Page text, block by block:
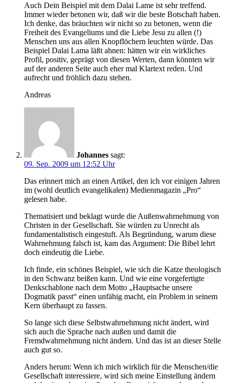
Auch Dein Beispiel mit dem Dalai Lame ist sehr treffend.
Immer wieder betonen wir, daß wir die beste Botschaft haben.
Ich denke, das bräuchten wir nicht so zu betonen, wenn die
Freiheit des Evangeliums und die Liebe Jesu zu allen (!)
Menschen uns aus allen Knopflöchern leuchten würde. Das
Beispiel Dalai Lama läßt ahnen: hätten wir ein wirkliches
Profil, positiv, geprägt von diesen Werten, dann könnten wir
auf der anderen Seite auch eher mal Klartext reden. Und
aufrecht und fröhlich dazu stehen.
Andreas
Johannes sagt:
09. Sep. 2009 um 12:52 Uhr
Das erinnert mich an einen Artikel, den ich vor einigen Jahren
im (wohl deutlich evangelikalen) Medienmagazin „Pro“
gelesen habe.
Thematisiert und beklagt wurde die Außenwahrnehmung von
Christen in der Gesellschaft. Sie würden zu Unrecht als
fundamentalistisch eingestuft. Als Begründung, warum diese
Wahrnehmung falsch ist, kam das Argument: Die Bibel lehrt
doch eindeutig die Liebe.
Ich finde, ein schönes Beispiel, wie sich die Katze theologisch
in den Schwanz beißen kann. Und wie eine vorgefertigte
Denkschablone nach dem Motto „Hauptsache unsere
Dogmatik passt“ einen unfähig macht, ein Problem in seinem
Kern überhaupt zu fassen.
So lange sich diese Selbstwahrnehmung nicht ändert, wird
sich auch die Sprache nach außen und damit die
Fremdwahrnehmung nicht ändern. Und das ist an dieser Stelle
auch gut so.
Anders herum: Wenn ich mich wirklich für die Menschen/die
Gesellschaft interessiere, wird sich meine Einstellung ändern